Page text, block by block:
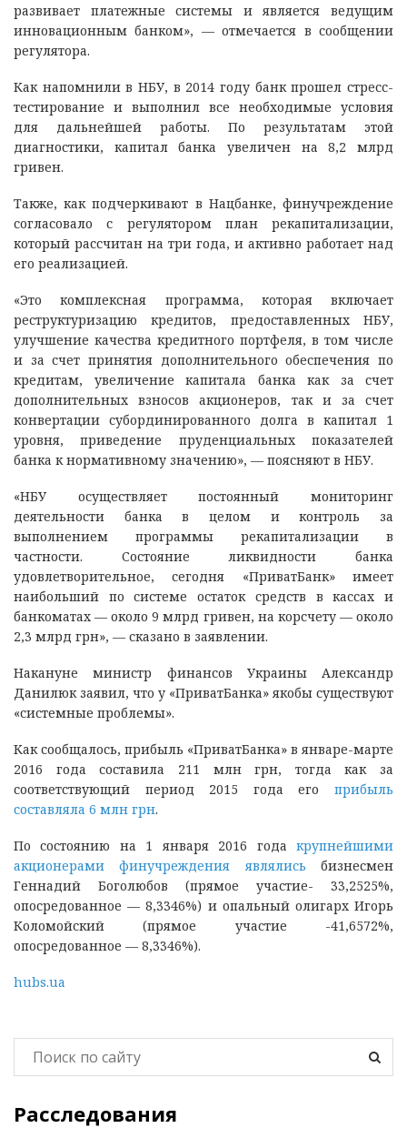
развивает платежные системы и является ведущим
инновационным банком», — отмечается в сообщении
регулятора.
Как напомнили в НБУ, в 2014 году банк прошел стресс-
тестирование и выполнил все необходимые условия
для дальнейшей работы. По результатам этой
диагностики, капитал банка увеличен на 8,2 млрд
гривен.
Также, как подчеркивают в Нацбанке, финучреждение
согласовало с регулятором план рекапитализации,
который рассчитан на три года, и активно работает над
его реализацией.
«Это комплексная программа, которая включает
реструктуризацию кредитов, предоставленных НБУ,
улучшение качества кредитного портфеля, в том числе
и за счет принятия дополнительного обеспечения по
кредитам, увеличение капитала банка как за счет
дополнительных взносов акционеров, так и за счет
конвертации субординированного долга в капитал 1
уровня, приведение пруденциальных показателей
банка к нормативному значению», — поясняют в НБУ.
«НБУ осуществляет постоянный мониторинг
деятельности банка в целом и контроль за
выполнением программы рекапитализации в
частности. Состояние ликвидности банка
удовлетворительное, сегодня «ПриватБанк» имеет
наибольший по системе остаток средств в кассах и
банкоматах — около 9 млрд гривен, на корсчету — около
2,3 млрд грн», — сказано в заявлении.
Накануне министр финансов Украины Александр
Данилюк заявил, что у «ПриватБанка» якобы существуют
«системные проблемы».
Как сообщалось, прибыль «ПриватБанка» в январе-марте
2016 года составила 211 млн грн, тогда как за
соответствующий период 2015 года его прибыль
составляла 6 млн грн.
По состоянию на 1 января 2016 года крупнейшими
акционерами финучреждения являлись бизнесмен
Геннадий Боголюбов (прямое участие- 33,2525%,
опосредованное — 8,3346%) и опальный олигарх Игорь
Коломойский (прямое участие -41,6572%,
опосредованное — 8,3346%).
hubs.ua
Расследования